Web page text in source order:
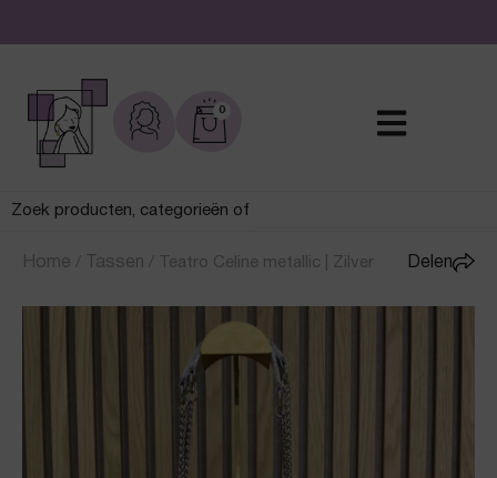
De leukste sieraden online en in de winkel
0
Home / Tassen / Teatro Celine metallic | Zilver Delen